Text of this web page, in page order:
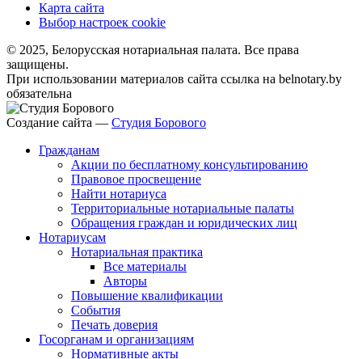
Карта сайта
Выбор настроек cookie
© 2025, Белорусская нотариальная палата. Все права
защищены.
При использовании материалов сайта ссылка на belnotary.by
обязательна
Создание сайта — Студия Борового
Гражданам
Акции по бесплатному консультированию
Правовое просвещение
Найти нотариуса
Территориальные нотариальные палаты
Обращения граждан и юридических лиц
Нотариусам
Нотариальная практика
Все материалы
Авторы
Повышение квалификации
События
Печать доверия
Госорганам и организациям
Нормативные акты